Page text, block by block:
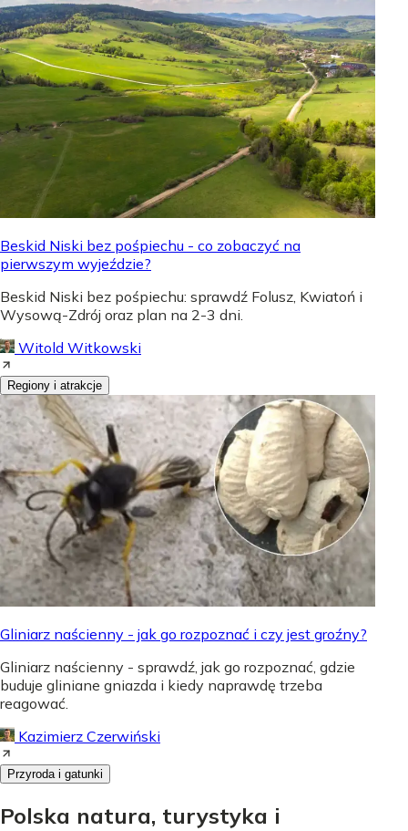
Beskid Niski bez pośpiechu - co zobaczyć na
pierwszym wyjeździe?
Beskid Niski bez pośpiechu: sprawdź Folusz, Kwiatoń i
Wysową-Zdrój oraz plan na 2-3 dni.
Witold Witkowski
Regiony i atrakcje
Gliniarz naścienny - jak go rozpoznać i czy jest groźny?
Gliniarz naścienny - sprawdź, jak go rozpoznać, gdzie
buduje gliniane gniazda i kiedy naprawdę trzeba
reagować.
Kazimierz Czerwiński
Przyroda i gatunki
Polska natura, turystyka i